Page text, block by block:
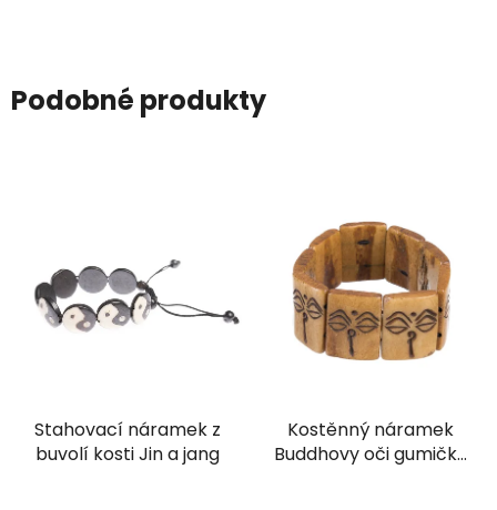
Podobné produkty
Stahovací náramek z
buvolí kosti Jin a jang
Kostěnný náramek
Buddhovy oči gumičky